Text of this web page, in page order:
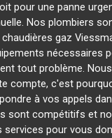
pour une panne
Nos plombiers
gaz
nécessaires
tout problème.
compte, c'est
à vos appels
sont compétitifs et
services pour vous